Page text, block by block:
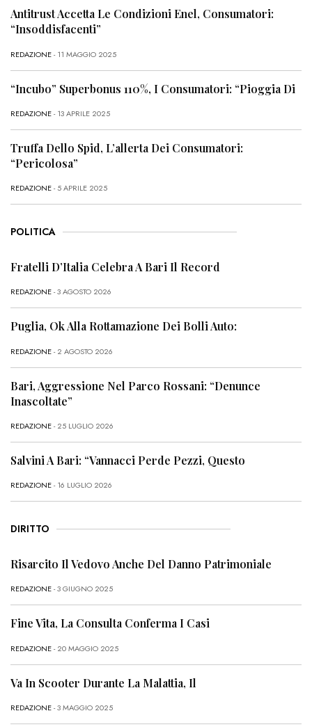
Antitrust Accetta Le Condizioni Enel, Consumatori:
“Insoddisfacenti”
REDAZIONE- 11 MAGGIO 2025
“Incubo” Superbonus 110%, I Consumatori: “Pioggia Di
REDAZIONE- 13 APRILE 2025
Truffa Dello Spid, L’allerta Dei Consumatori:
“Pericolosa”
REDAZIONE- 5 APRILE 2025
POLITICA
Fratelli D’Italia Celebra A Bari Il Record
REDAZIONE- 3 AGOSTO 2026
Puglia, Ok Alla Rottamazione Dei Bolli Auto:
REDAZIONE- 2 AGOSTO 2026
Bari, Aggressione Nel Parco Rossani: “Denunce
Inascoltate”
REDAZIONE- 25 LUGLIO 2026
Salvini A Bari: “Vannacci Perde Pezzi, Questo
REDAZIONE- 16 LUGLIO 2026
DIRITTO
Risarcito Il Vedovo Anche Del Danno Patrimoniale
REDAZIONE- 3 GIUGNO 2025
Fine Vita, La Consulta Conferma I Casi
REDAZIONE- 20 MAGGIO 2025
Va In Scooter Durante La Malattia, Il
REDAZIONE- 3 MAGGIO 2025